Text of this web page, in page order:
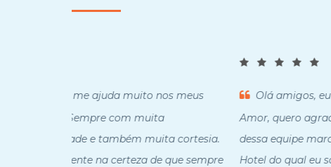
Olá amigos, eu José Orlando o Pistoleiro do
Amor, quero agradecer à todos que fazem parte
dessa equipe maravilhosa que é o Site da Websites
Hotel do qual eu sou cliente há muitos anos e